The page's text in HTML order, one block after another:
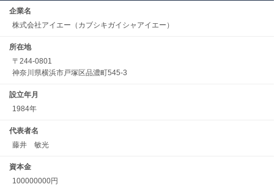
企業名
株式会社アイエー（カブシキガイシャアイエー）
所在地
〒244-0801
神奈川県横浜市戸塚区品濃町545-3
設立年月
1984年
代表者名
藤井 敏光
資本金
100000000円